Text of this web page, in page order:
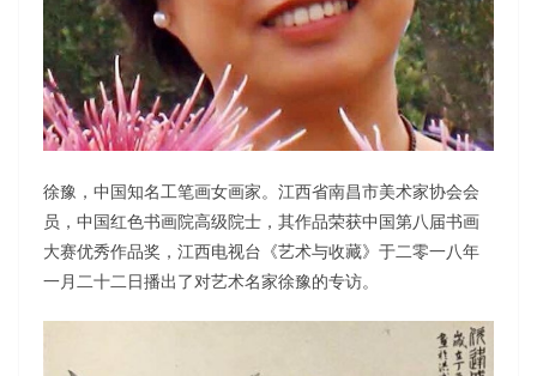
徐豫，中国知名工笔画女画家。江西省南昌市美术家协会会
员，中国红色书画院高级院士，其作品荣获中国第八届书画
大赛优秀作品奖，江西电视台《艺术与收藏》于二零一八年
一月二十二日播出了对艺术名家徐豫的专访。